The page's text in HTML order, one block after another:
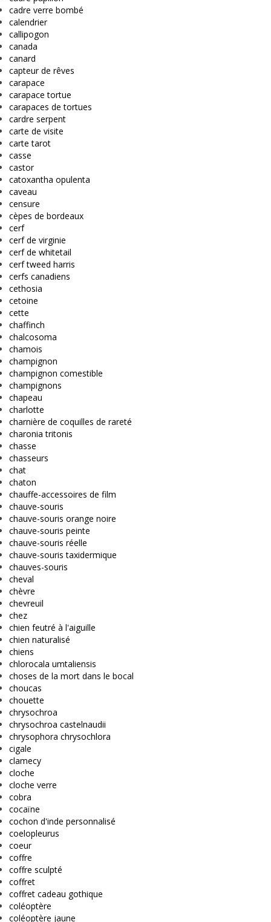
cadre verre bombé
calendrier
callipogon
canada
canard
capteur de rêves
carapace
carapace tortue
carapaces de tortues
cardre serpent
carte de visite
carte tarot
casse
castor
catoxantha opulenta
caveau
censure
cèpes de bordeaux
cerf
cerf de virginie
cerf de whitetail
cerf tweed harris
cerfs canadiens
cethosia
cetoine
cette
chaffinch
chalcosoma
chamois
champignon
champignon comestible
champignons
chapeau
charlotte
charnière de coquilles de rareté
charonia tritonis
chasse
chasseurs
chat
chaton
chauffe-accessoires de film
chauve-souris
chauve-souris orange noire
chauve-souris peinte
chauve-souris réelle
chauve-souris taxidermique
chauves-souris
cheval
chèvre
chevreuil
chez
chien feutré à l'aiguille
chien naturalisé
chiens
chlorocala umtaliensis
choses de la mort dans le bocal
choucas
chouette
chrysochroa
chrysochroa castelnaudii
chrysophora chrysochlora
cigale
clamecy
cloche
cloche verre
cobra
cocaïne
cochon d'inde personnalisé
coelopleurus
coeur
coffre
coffre sculpté
coffret
coffret cadeau gothique
coléoptère
coléoptère jaune